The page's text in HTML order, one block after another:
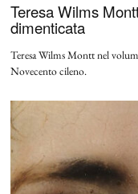
Teresa Wilms
dimenticata
Teresa Wilms Montt nel
Novecento cileno.